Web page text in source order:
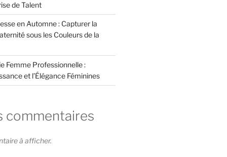
de Talent
en Automne : Capturer la
sous les Couleurs de la
Femme Professionnelle :
et l’Élégance Féminines
commentaires
à afficher.